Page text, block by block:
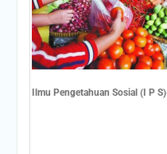
Ilmu Pengetahuan Sosial (I P S)